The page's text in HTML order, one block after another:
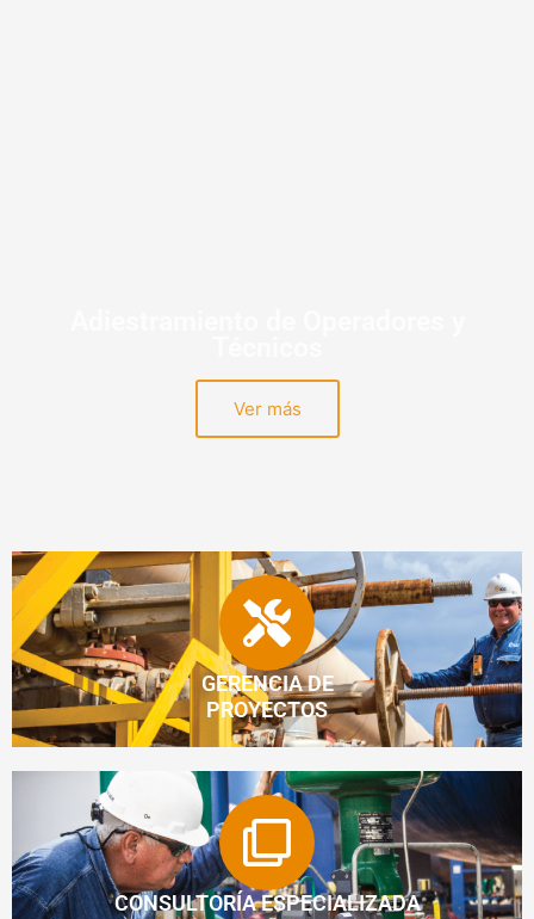
Ver más
GERENCIA DE
PROYECTOS
CONSULTORÍA ESPECIALIZADA